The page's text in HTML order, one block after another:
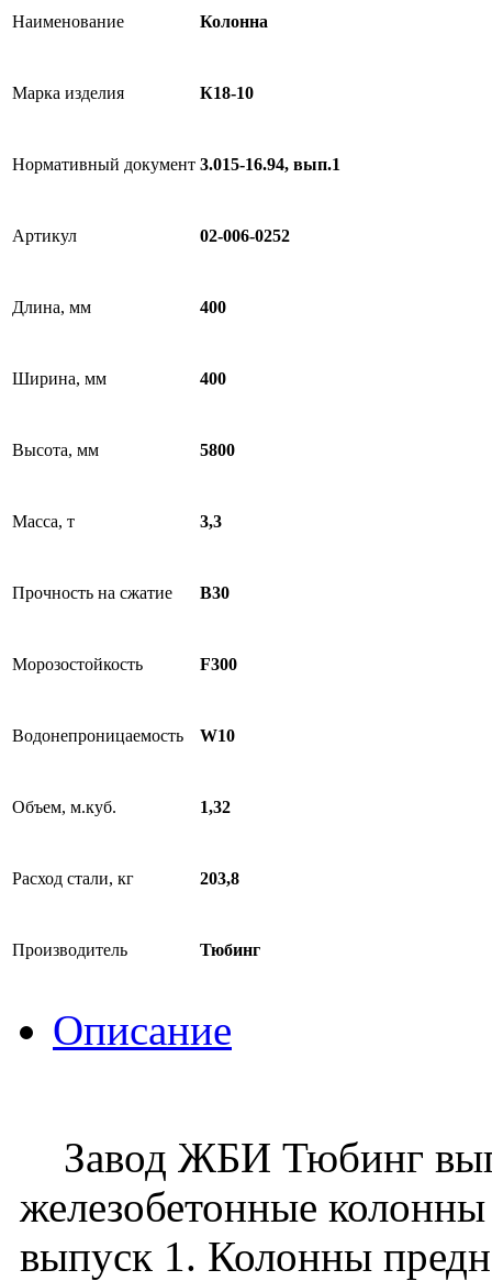
Наименование Колонна
Марка изделия К18-10
Нормативный документ 3.015-16.94, вып.1
Артикул 02-006-0252
Длина, мм 400
Ширина, мм 400
Высота, мм 5800
Масса, т 3,3
Прочность на сжатие B30
Морозостойкость F300
Водонепроницаемость W10
Объем, м.куб. 1,32
Расход стали, кг 203,8
Производитель Тюбинг
Описание
Завод ЖБИ Тюбинг
железобетонные
выпуск 1. Колонны